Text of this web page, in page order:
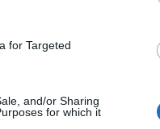
for Targeted
and/or Sharing
for which it